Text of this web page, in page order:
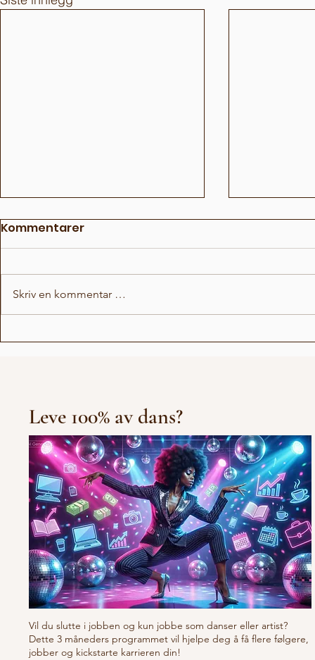
Irlin og Marius runder av
Kommentarer
Skriv en kommentar …
Leve 100% av dans?
Vil du slutte i jobben og kun jobbe som danser eller artist?
Dette 3 måneders programmet vil hjelpe deg å få flere følgere,
jobber og kickstarte karrieren din!